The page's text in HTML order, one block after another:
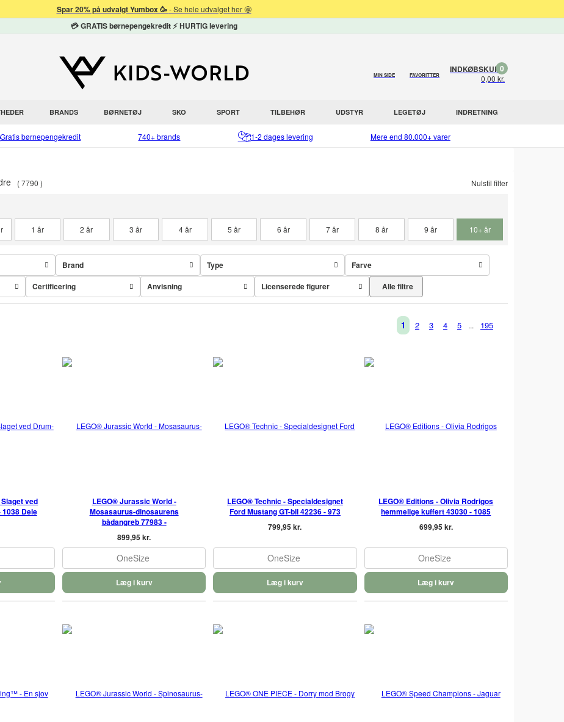
Spar 20% på udvalgt Yumbox 🥳- Se hele udvalget her 🤩
💳 GRATIS børnepengekredit ⚡ HURTIG levering
MIN SIDE FAVORITTER
INDKØBSKURV
0,00 kr.
0
BRANDS BØRNETØJ SKO SPORT TILBEHØR UDSTYR LEGETØJ INDRETNING
Gratis børnepengekredit 740+ brands 1-2 dages levering Mere end 80.000+ varer
7790
Nulstil filter
1 år 2 år 3 år 4 år 5 år 6 år 7 år 8 år 9 år 10+ år
Brand Type
Farve
Certificering Anvisning Licenserede figurer Alle filtre
1 2 3 4 5 ... 195
Slaget ved
Dele
LEGO® Jurassic World -
Mosasaurus-dinosaurens
bådangreb 77983 -
899,95 kr.
OneSize
Læg i kurv
LEGO® Technic - Specialdesignet
Ford Mustang GT-bil 42236 - 973
799,95 kr.
OneSize
Læg i kurv
LEGO® Editions - Olivia Rodrigos
hemmelige kuffert 43030 - 1085
699,95 kr.
OneSize
Læg i kurv